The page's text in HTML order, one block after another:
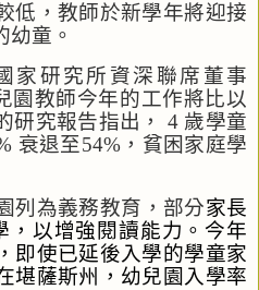
低， 教師於新學年將迎接
幼童。
家研究所資深聯席 董事
園教師今年的工作將比以
研究報告指出， 4 歲學童
衰退至54%，貧困家庭學
列為義務教育，部分家長
，以增強閱讀能力 。今年
，即使已延後入學的學童家
堪薩斯州，幼兒園入學率